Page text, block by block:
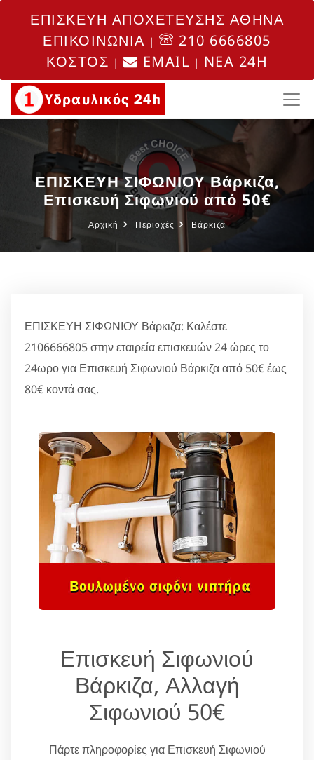
ΕΠΙΣΚΕΥΗ ΑΠΟΧΕΤΕΥΣΗΣ ΑΘΗΝΑ
ΕΠΙΚΟΙΝΩΝΙΑ |
210 6666805
ΚΟΣΤΟΣ | EMAIL | NEA 24H
ΕΠΙΣΚΕΥΗ ΣΙΦΩΝΙΟΥ Βάρκιζα,
Επισκευή Σιφωνιού από 50€
Αρχική Περιοχές Βάρκιζα
ΕΠΙΣΚΕΥΗ ΣΙΦΩΝΙΟΥ Βάρκιζα: Καλέστε
2106666805 στην εταιρεία επισκευών 24 ώρες το
24ωρο για Επισκευή Σιφωνιού Βάρκιζα από 50€ έως
80€ κοντά σας.
Επισκευή Σιφωνιού
Βάρκιζα, Αλλαγή
Σιφωνιού 50€
Πάρτε πληροφορίες για Επισκευή Σιφωνιού